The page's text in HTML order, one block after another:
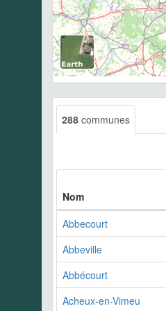
288 communes
Nom
Abbecourt
Abbeville
Abbécourt
Acheux-en-Vimeu